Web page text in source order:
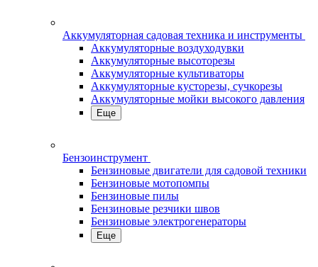
Аккумуляторная садовая техника и инструменты
Аккумуляторные воздуходувки
Аккумуляторные высоторезы
Аккумуляторные культиваторы
Аккумуляторные кусторезы, сучкорезы
Аккумуляторные мойки высокого давления
Еще
Бензоинструмент
Бензиновые двигатели для садовой техники
Бензиновые мотопомпы
Бензиновые пилы
Бензиновые резчики швов
Бензиновые электрогенераторы
Еще